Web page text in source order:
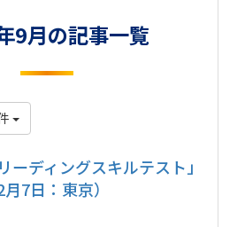
9月の記事一覧
ーディングスキルテスト」
7日：東京）